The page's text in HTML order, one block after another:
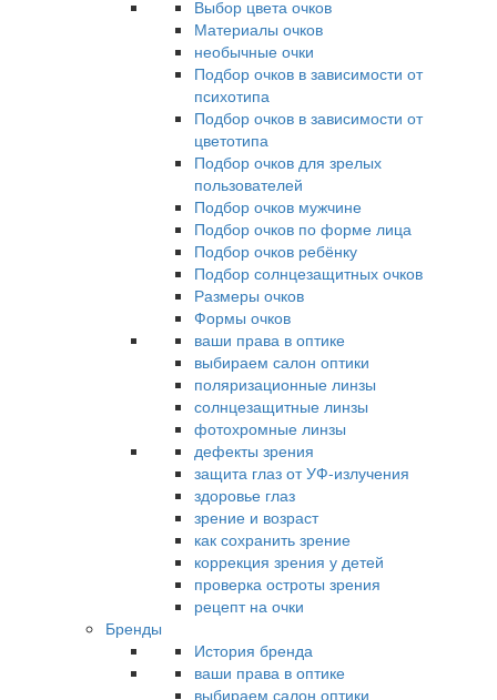
Выбор цвета очков
Материалы очков
необычные очки
Подбор очков в зависимости от
психотипа
Подбор очков в зависимости от
цветотипа
Подбор очков для зрелых
пользователей
Подбор очков мужчине
Подбор очков по форме лица
Подбор очков ребёнку
Подбор солнцезащитных очков
Размеры очков
Формы очков
ваши права в оптике
выбираем салон оптики
поляризационные линзы
солнцезащитные линзы
фотохромные линзы
дефекты зрения
защита глаз от УФ-излучения
здоровье глаз
зрение и возраст
как сохранить зрение
коррекция зрения у детей
проверка остроты зрения
рецепт на очки
Бренды
История бренда
ваши права в оптике
выбираем салон оптики